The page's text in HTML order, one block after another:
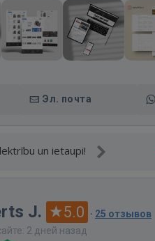
Эл. почта
un ietaupi!
J. 5.0 · 25 отзывов
2 дней назад